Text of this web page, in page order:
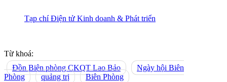
Tạp chí Điện tử Kinh doanh & Phát triển
Từ khoá:
Đồn Biên phòng CKQT Lao Bảo
Ngày hội Biên
Phòng
quảng trị Biên Phòng